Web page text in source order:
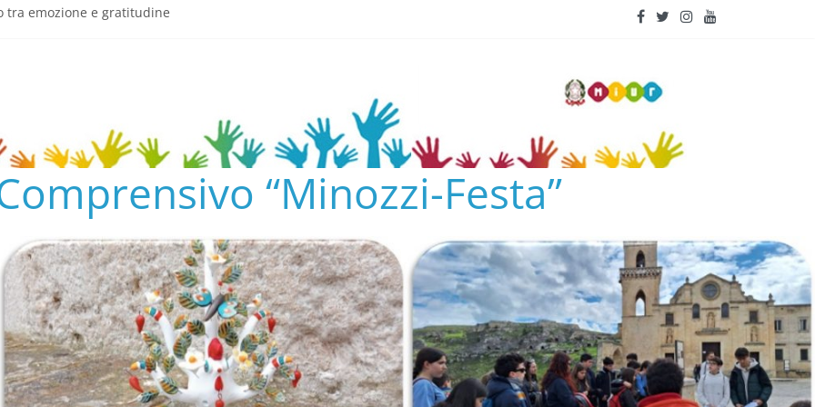
tra emozione e gratitudine
AL COLLEGIO E AL CONSIGLIO DI ISTITUTO 2024/25
“Minozzi-Festa”